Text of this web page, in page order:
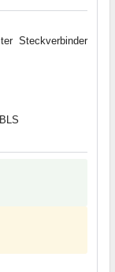
Steckverbinder